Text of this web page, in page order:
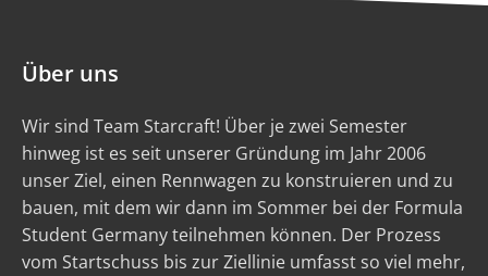
Über uns
Wir sind Team Starcraft! Über je zwei Semester
hinweg ist es seit unserer Gründung im Jahr 2006
unser Ziel, einen Rennwagen zu konstruieren und zu
bauen, mit dem wir dann im Sommer bei der Formula
Student Germany teilnehmen können. Der Prozess
vom Startschuss bis zur Ziellinie umfasst so viel mehr,